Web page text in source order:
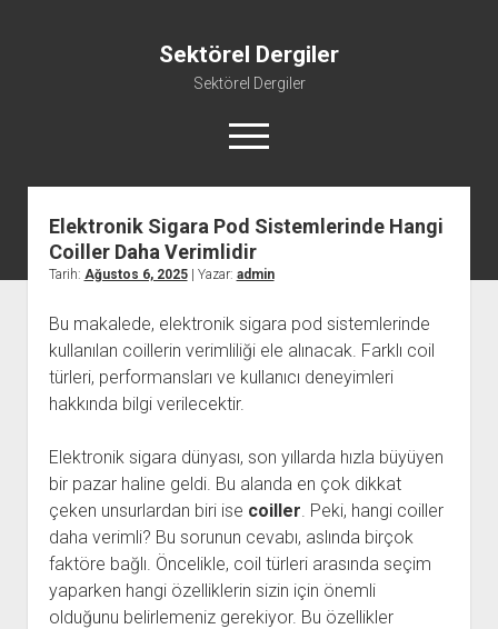
Sektörel Dergiler
Sektörel Dergiler
menüyü
aç
Linkedin Beğeni Atma Ücretsiz
Liste
Twitter Gizli Yanıt Görme
Youtube Beğeni Yükseltme Hilesi
Elektronik Sigara Pod Sistemlerinde Hangi
Coiller Daha Verimlidir
Tarih: Ağustos 6, 2025| Yazar: admin
Bu makalede, elektronik sigara pod sistemlerinde
kullanılan coillerin verimliliği ele alınacak. Farklı coil
türleri, performansları ve kullanıcı deneyimleri
hakkında bilgi verilecektir.
Elektronik sigara dünyası, son yıllarda hızla büyüyen
bir pazar haline geldi. Bu alanda en çok dikkat
çeken unsurlardan biri ise coiller. Peki, hangi coiller
daha verimli? Bu sorunun cevabı, aslında birçok
faktöre bağlı. Öncelikle, coil türleri arasında seçim
yaparken hangi özelliklerin sizin için önemli
olduğunu belirlemeniz gerekiyor. Bu özellikler